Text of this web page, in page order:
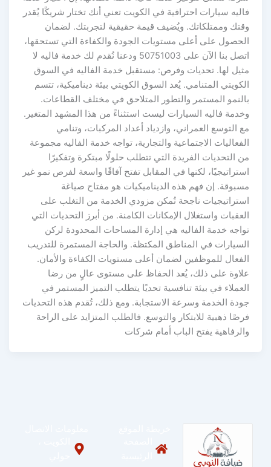
فاليه سيارات احترافية في الكويت تعني أنك تختار شريكًا يُقدر
وقتك وممتلكاتك. ويُضيف قيمة حقيقية لتجربتك. لضمان
الحصول على أعلى مستويات الجودة والكفاءة التي تستحقها،
اتصل بنا الآن على 50751003 ودعنا نُقدم لك خدمة فاليه لا
مثيل لها. تحديات وفرص: مستقبل خدمة الفاليه في السوق
الكويتي المتنامي. يُعد السوق الكويتي بيئة ديناميكية، تتسم
بالنمو المستمر والتطور المتلاحق في مختلف القطاعات.
وخدمة فاليه السيارات ليست استثناءً من هذا المشهد المتغير.
مع التوسع العمراني، وازدياد أعداد المركبات، وتنامي
الفعاليات الاجتماعية والتجارية، تواجه خدمة الفاليه مجموعة
من التحديات الفريدة التي تتطلب حلولًا مبتكرة وتفكيرًا
استراتيجيًا، لكنها في المقابل تفتح آفاقًا واسعة لفرص نمو غير
مسبوقة. إن فهم هذه الديناميكيات هو مفتاح صياغة
استراتيجيات ناجحة تُمكن مزودي الخدمة من التغلب على
العقبات واستغلال الإمكانات الكامنة. من أبرز التحديات التي
تواجه خدمة الفاليه هي إدارة المساحات المحدودة لركن
السيارات في المناطق المكتظة. والحاجة المستمرة للتدريب
الفعال للموظفين لضمان أعلى مستويات الكفاءة والأمان.
علاوة على ذلك، يُعد الحفاظ على مستوى عالٍ من رضا
العملاء في بيئة تنافسية تحديًا يتطلب التميز المستمر في
جودة الخدمة وسرعة الاستجابة. ومع ذلك، تُقدم هذه التحديات
فرصًا ذهبية للابتكار والتوسع. فالطلب المتزايد على الراحة
والرفاهية يفتح الباب أمام شركات
الرئيسية